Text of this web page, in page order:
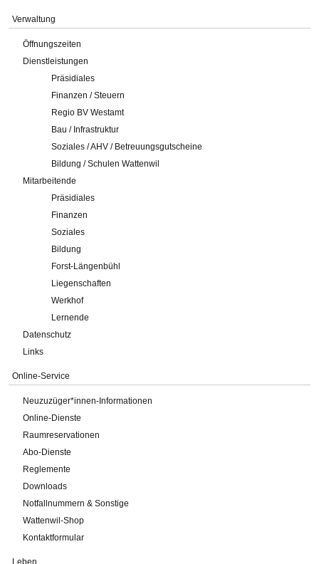
Verwaltung
Öffnungszeiten
Dienstleistungen
Präsidiales
Finanzen / Steuern
Regio BV Westamt
Bau / Infrastruktur
Soziales / AHV / Betreuungsgutscheine
Bildung / Schulen Wattenwil
Mitarbeitende
Präsidiales
Finanzen
Soziales
Bildung
Forst-Längenbühl
Liegenschaften
Werkhof
Lernende
Datenschutz
Links
Online-Service
Neuzuzüger*innen-Informationen
Online-Dienste
Raumreservationen
Abo-Dienste
Reglemente
Downloads
Notfallnummern & Sonstige
Wattenwil-Shop
Kontaktformular
Leben